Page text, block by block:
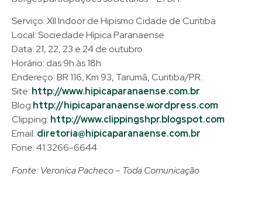
Serviço: XII Indoor de Hipismo Cidade de Curitiba
Local: Sociedade Hípica Paranaense
Data: 21, 22, 23 e 24 de outubro
Horário: das 9h às 18h
Endereço: BR 116, Km 93, Tarumã, Curitiba/PR.
Site: http://www.hipicaparanaense.com.br
Blog:http://hipicaparanaense.wordpress.com
Clipping: http://www.clippingshpr.blogspot.com
Email: diretoria@hipicaparanaense.com.br
Fone: 41 3266-6644
Fonte: Veronica Pacheco – Toda Comunicação